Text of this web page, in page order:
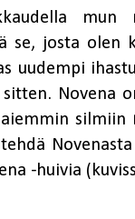
mun
se, josta olen
uudempi
Novena
silmiin
-huivia